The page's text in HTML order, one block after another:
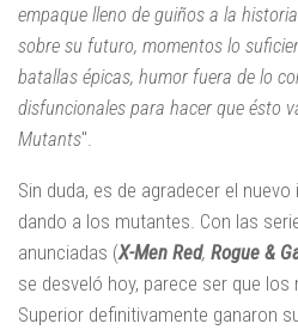
empaque lleno de guiños a la
sobre su futuro, momentos lo
batallas épicas, humor fuera de lo
disfuncionales para hacer que ésto
Mutants".
Sin duda, es de agradecer el
dando a los mutantes. Con las
anunciadas (X-Men Red, Rogue &
se desveló hoy, parece ser que
Superior definitivamente ganaron